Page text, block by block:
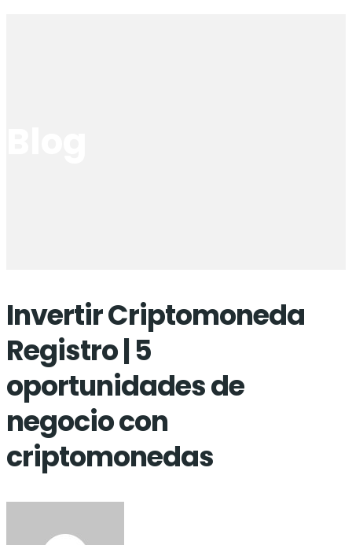
Invertir Criptomoneda
Registro | 5
oportunidades de
negocio con
criptomonedas